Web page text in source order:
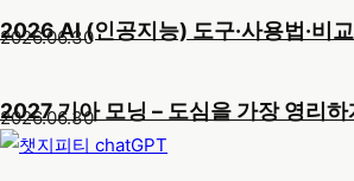
2026 AI (인공지능) 도구·사용법·비
2026.06.30
2027 기아 모닝 – 도심을 가장 영리하
2026.06.30